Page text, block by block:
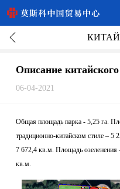
Описание
06-04-2021
Общая площадь парка - 5,25 га.
традиционно-китайском стиле –
7 672,4 кв.м. Площадь
кв.м.